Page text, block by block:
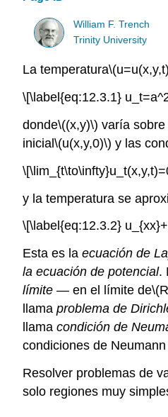
William F. Trench
Trinity University
La temperatura
\[\label{eq:12.3.1}
donde\((x,y)\) varía
inicial\(u(x,y,0)\) y las
y la temperatura se
\[\label{eq:12.3.2}
Esta es la ecuación de
la ecuación de potencial.
límite — en el límite de
llama problema de
llama condición de
condiciones de
Resolver problemas de
solo regiones muy